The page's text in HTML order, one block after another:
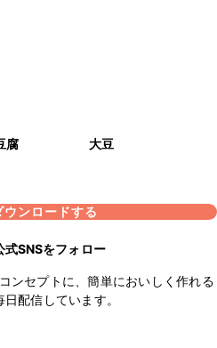
腐 大豆
ウンロードする
式SNSをフォロー
ンセプトに、簡単においしく作れる
配信しています。